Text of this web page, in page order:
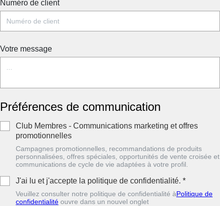
Numéro de client
Votre message
Préférences de communication
Club Membres - Communications marketing et offres
promotionnelles
Campagnes promotionnelles, recommandations de produits
personnalisées, offres spéciales, opportunités de vente croisée et
communications de cycle de vie adaptées à votre profil.
J'ai lu et j'accepte la politique de confidentialité. *
Veuillez consulter notre politique de confidentialité àPolitique de
confidentialité ouvre dans un nouvel onglet